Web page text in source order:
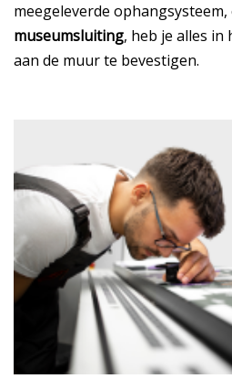
meegeleverde ophangsysteem,
museumsluiting, heb je alles in
aan de muur te bevestigen.